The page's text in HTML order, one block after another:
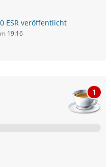
ESR veröffentlicht
19:16
1